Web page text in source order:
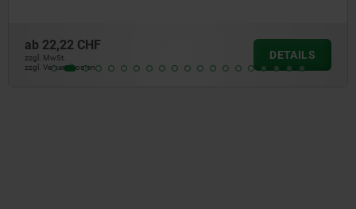
ab22,22 CHF
zzgl. MwSt.
zzgl. Versandkosten
DETAILS